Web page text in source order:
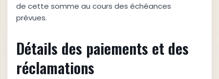
de cette somme au cours des échéances
prévues.
Détails des paiements et des
réclamations